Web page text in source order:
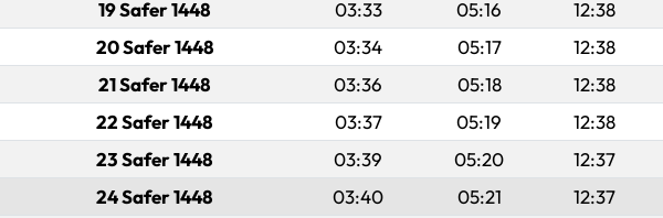
19 Safer 1448 03:33 05:16 12:38
20 Safer 1448 03:34 05:17 12:38
21 Safer 1448 03:36 05:18 12:38
22 Safer 1448 03:37 05:19 12:38
23 Safer 1448 03:39 05:20 12:37
24 Safer 1448 03:40 05:21 12:37